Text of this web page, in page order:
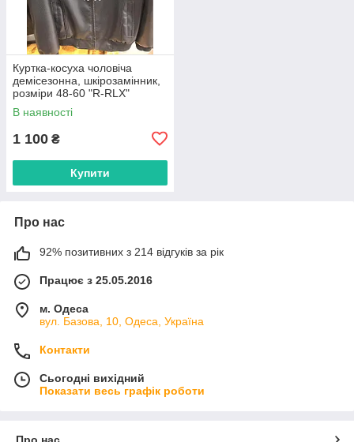
Куртка-косуха чоловіча
демісезонна, шкірозамінник,
розміри 48-60 "R-RLX"
недорого від прямого
постачальника
В наявності
1 100 ₴
Купити
Про нас
92% позитивних з 214 відгуків за рік
Працює з 25.05.2016
м. Одеса
вул. Базова, 10, Одеса, Україна
Контакти
Сьогодні вихідний
Показати весь графік роботи
Про нас